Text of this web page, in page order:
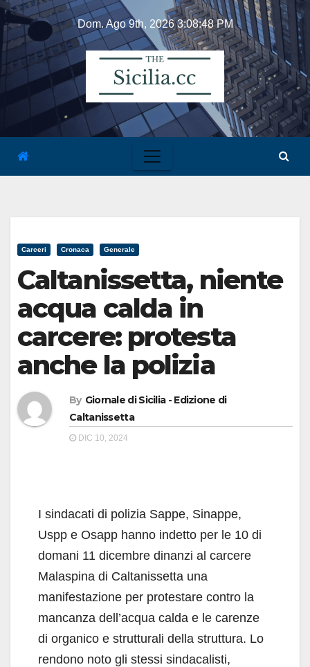
Skip
content
Dom. Ago 9th, 20263:08:48 PM
Carceri Cronaca Generale
Caltanissetta, niente
acqua calda in
carcere: protesta
anche la polizia
By Giornale di Sicilia - Edizione di
Caltanissetta
DIC 10, 2024
I sindacati di polizia Sappe, Sinappe,
Uspp e Osapp hanno indetto per le 10 di
domani 11 dicembre dinanzi al carcere
Malaspina di Caltanissetta una
manifestazione per protestare contro la
mancanza dell’acqua calda e le carenze
di organico e strutturali della struttura. Lo
rendono noto gli stessi sindacalisti,